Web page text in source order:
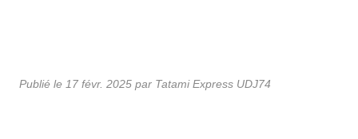
Publié le 17 févr. 2025 par Tatami Express UDJ74